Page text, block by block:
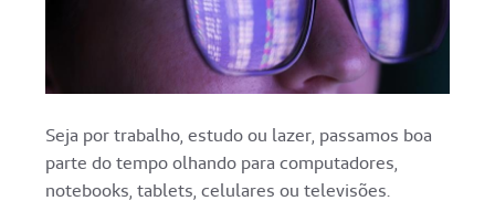
Seja por trabalho, estudo ou lazer, passamos boa
parte do tempo olhando para computadores,
notebooks, tablets, celulares ou televisões.